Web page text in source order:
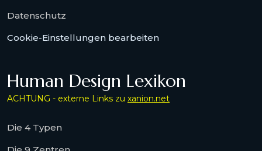
Datenschutz
Cookie-Einstellungen bearbeiten
Human Design Lexikon
ACHTUNG - externe Links zu xanion.net
Die 4 Typen